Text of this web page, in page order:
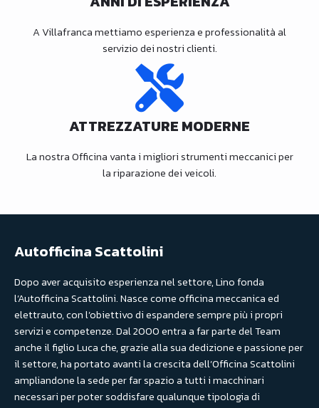
A Villafranca mettiamo esperienza e professionalità al
servizio dei nostri clienti.
ATTREZZATURE MODERNE
La nostra Officina vanta i migliori strumenti meccanici per
la riparazione dei veicoli.
Autofficina Scattolini
Dopo aver acquisito esperienza nel settore, Lino fonda
l’Autofficina Scattolini. Nasce come officina meccanica ed
elettrauto, con l’obiettivo di espandere sempre più i propri
servizi e competenze. Dal 2000 entra a far parte del Team
anche il figlio Luca che, grazie alla sua dedizione e passione per
il settore, ha portato avanti la crescita dell’Officina Scattolini
ampliandone la sede per far spazio a tutti i macchinari
necessari per poter soddisfare qualunque tipologia di